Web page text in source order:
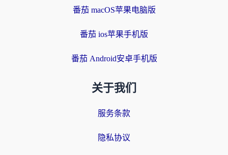
番茄 macOS苹果电脑版
番茄 ios苹果手机版
番茄 Android安卓手机版
关于我们
服务条款
隐私协议